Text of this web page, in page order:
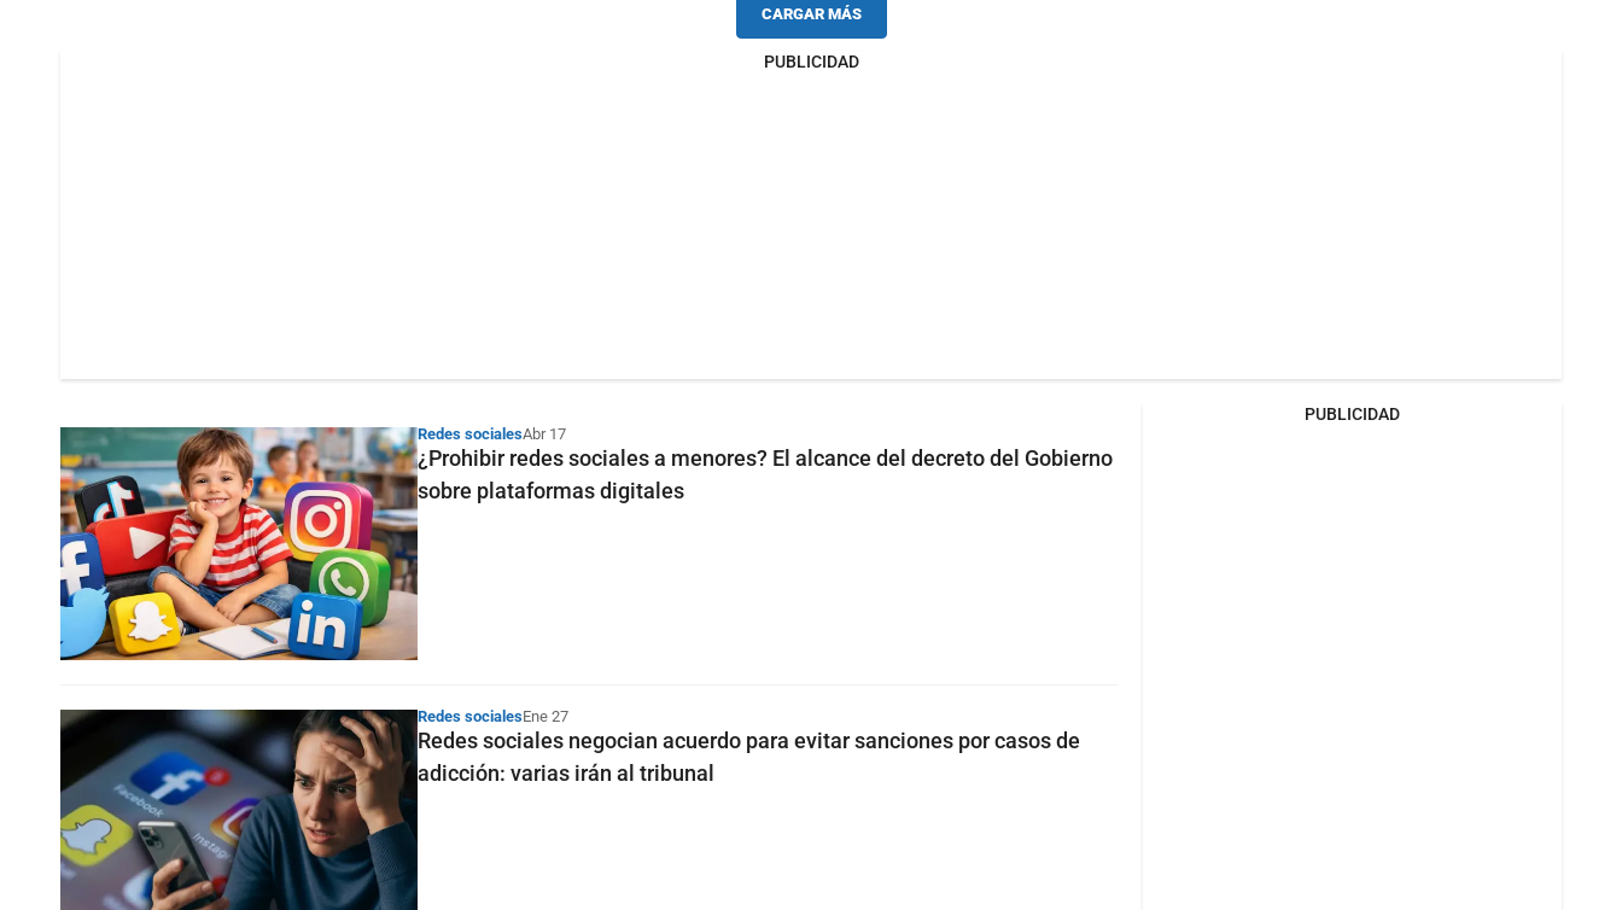
CARGAR MÁS
PUBLICIDAD
Redes socialesAbr 17
¿Prohibir redes sociales a menores? El alcance del decreto del Gobierno
sobre plataformas digitales
Redes socialesEne 27
Redes sociales negocian acuerdo para evitar sanciones por casos de
adicción: varias irán al tribunal
PUBLICIDAD